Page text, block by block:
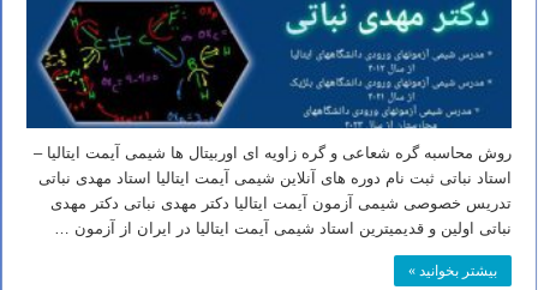
روش محاسبه گره شعاعی و گره زاویه ای اوربیتال ها شیمی آیمت ایتالیا –
استاد نباتی ثبت نام دوره های آنلاین شیمی آیمت ایتالیا استاد مهدی نباتی
تدریس خصوصی شیمی آزمون آیمت ایتالیا دکتر مهدی نباتی دکتر مهدی
نباتی اولین و قدیمیترین استاد شیمی آیمت ایتالیا در ایران از آزمون …
بیشتر بخوانید »